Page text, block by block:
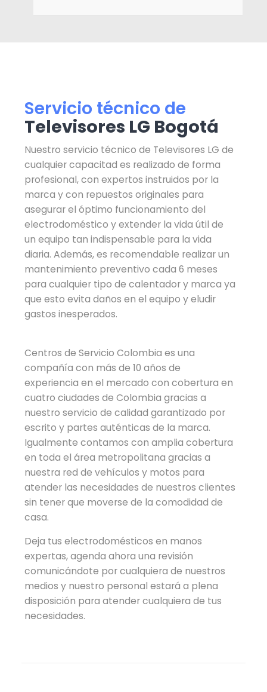
Servicio técnico de
Televisores LG Bogotá
Nuestro servicio técnico de Televisores LG de
cualquier capacitad es realizado de forma
profesional, con expertos instruidos por la
marca y con repuestos originales para
asegurar el óptimo funcionamiento del
electrodoméstico y extender la vida útil de
un equipo tan indispensable para la vida
diaria. Además, es recomendable realizar un
mantenimiento preventivo cada 6 meses
para cualquier tipo de calentador y marca ya
que esto evita daños en el equipo y eludir
gastos inesperados.
Centros de Servicio Colombia es una
compañía con más de 10 años de
experiencia en el mercado con cobertura en
cuatro ciudades de Colombia gracias a
nuestro servicio de calidad garantizado por
escrito y partes auténticas de la marca.
Igualmente contamos con amplia cobertura
en toda el área metropolitana gracias a
nuestra red de vehículos y motos para
atender las necesidades de nuestros clientes
sin tener que moverse de la comodidad de
casa.
Deja tus electrodomésticos en manos
expertas, agenda ahora una revisión
comunicándote por cualquiera de nuestros
medios y nuestro personal estará a plena
disposición para atender cualquiera de tus
necesidades.